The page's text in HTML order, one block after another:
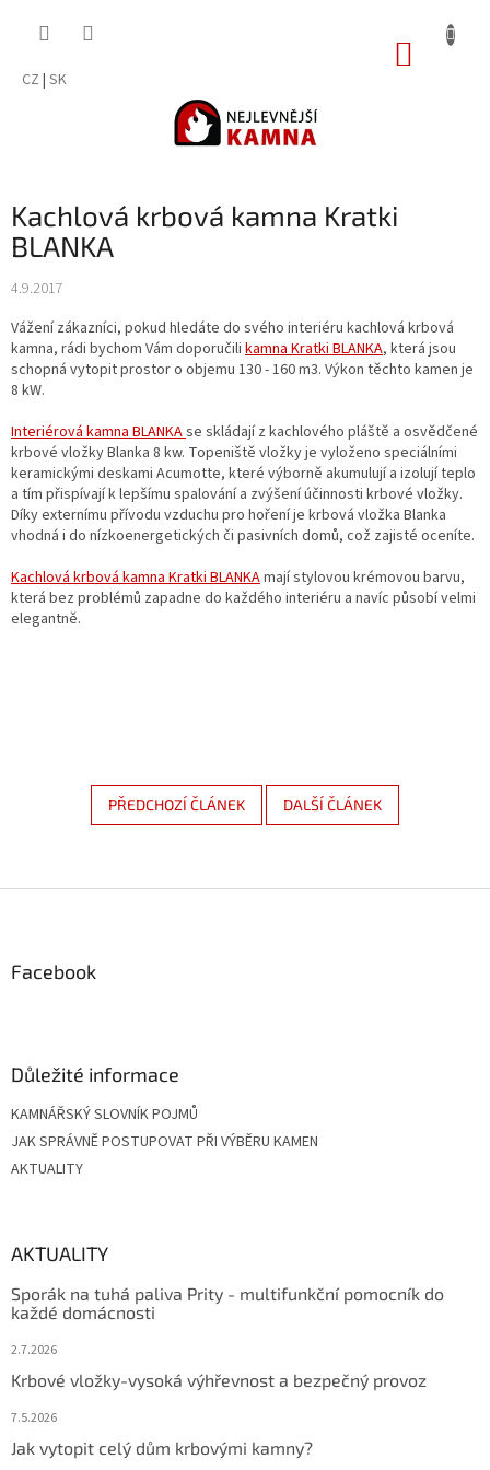
CZ | SK
Kachlová krbová kamna Kratki
BLANKA
4.9.2017
Vážení zákazníci, pokud hledáte do svého interiéru kachlová krbová
kamna, rádi bychom Vám doporučili kamna Kratki BLANKA, která jsou
schopná vytopit prostor o objemu 130 - 160 m3. Výkon těchto kamen je
8 kW.
Interiérová kamna BLANKAse skládají z kachlového pláště a osvědčené
krbové vložky Blanka 8 kw. Topeniště vložky je vyloženo speciálními
keramickými deskami Acumotte, které výborně akumulují a izolují teplo
a tím přispívají k lepšímu spalování a zvýšení účinnosti krbové vložky.
Díky externímu přívodu vzduchu pro hoření je krbová vložka Blanka
vhodná i do nízkoenergetických či pasivních domů, což zajisté oceníte.
Kachlová krbová kamna Kratki BLANKAmají stylovou krémovou barvu,
která bez problémů zapadne do každého interiéru a navíc působí velmi
elegantně.
PŘEDCHOZÍ ČLÁNEK DALŠÍ ČLÁNEK
Facebook
Důležité informace
KAMNÁŘSKÝ SLOVNÍK POJMŮ
JAK SPRÁVNĚ POSTUPOVAT PŘI VÝBĚRU KAMEN
AKTUALITY
AKTUALITY
Sporák na tuhá paliva Prity - multifunkční pomocník do
každé domácnosti
2.7.2026
Krbové vložky-vysoká výhřevnost a bezpečný provoz
7.5.2026
Jak vytopit celý dům krbovými kamny?